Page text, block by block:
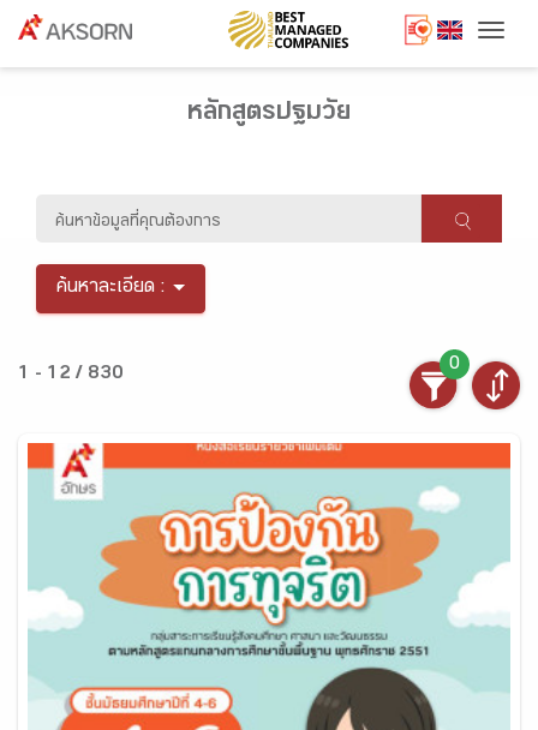
หลักสูตรปฐมวัย
ค้นหาละเอียด :
1 - 12 / 830
0